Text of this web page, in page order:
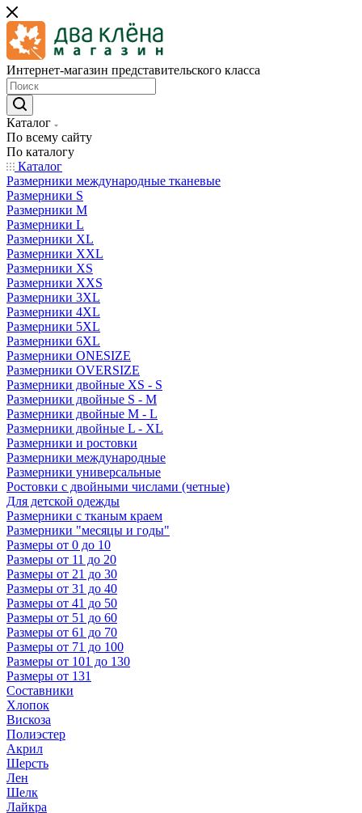
Интернет-магазин представительского класса
Каталог
По всему сайту
По каталогу
Каталог
Размерники международные тканевые
Размерники S
Размерники M
Размерники L
Размерники XL
Размерники XXL
Размерники XS
Размерники XXS
Размерники 3XL
Размерники 4XL
Размерники 5XL
Размерники 6XL
Размерники ONESIZE
Размерники OVERSIZE
Размерники двойные XS - S
Размерники двойные S - M
Размерники двойные M - L
Размерники двойные L - XL
Размерники и ростовки
Размерники международные
Размерники универсальные
Ростовки с двойными числами (четные)
Для детской одежды
Размерники с тканым краем
Размерники "месяцы и годы"
Размеры от 0 до 10
Размеры от 11 до 20
Размеры от 21 до 30
Размеры от 31 до 40
Размеры от 41 до 50
Размеры от 51 до 60
Размеры от 61 до 70
Размеры от 71 до 100
Размеры от 101 до 130
Размеры от 131
Составники
Хлопок
Вискоза
Полиэстер
Акрил
Шерсть
Лен
Шелк
Лайкра